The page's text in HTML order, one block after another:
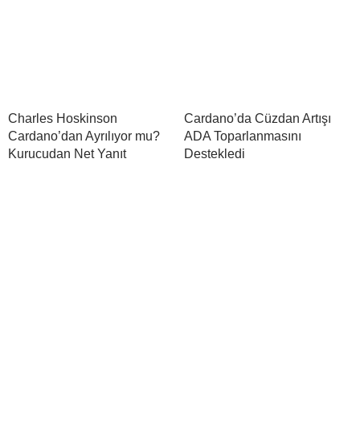
Charles Hoskinson
Cardano’dan Ayrılıyor mu?
Kurucudan Net Yanıt
Cardano’da Cüzdan Artışı
ADA Toparlanmasını
Destekledi